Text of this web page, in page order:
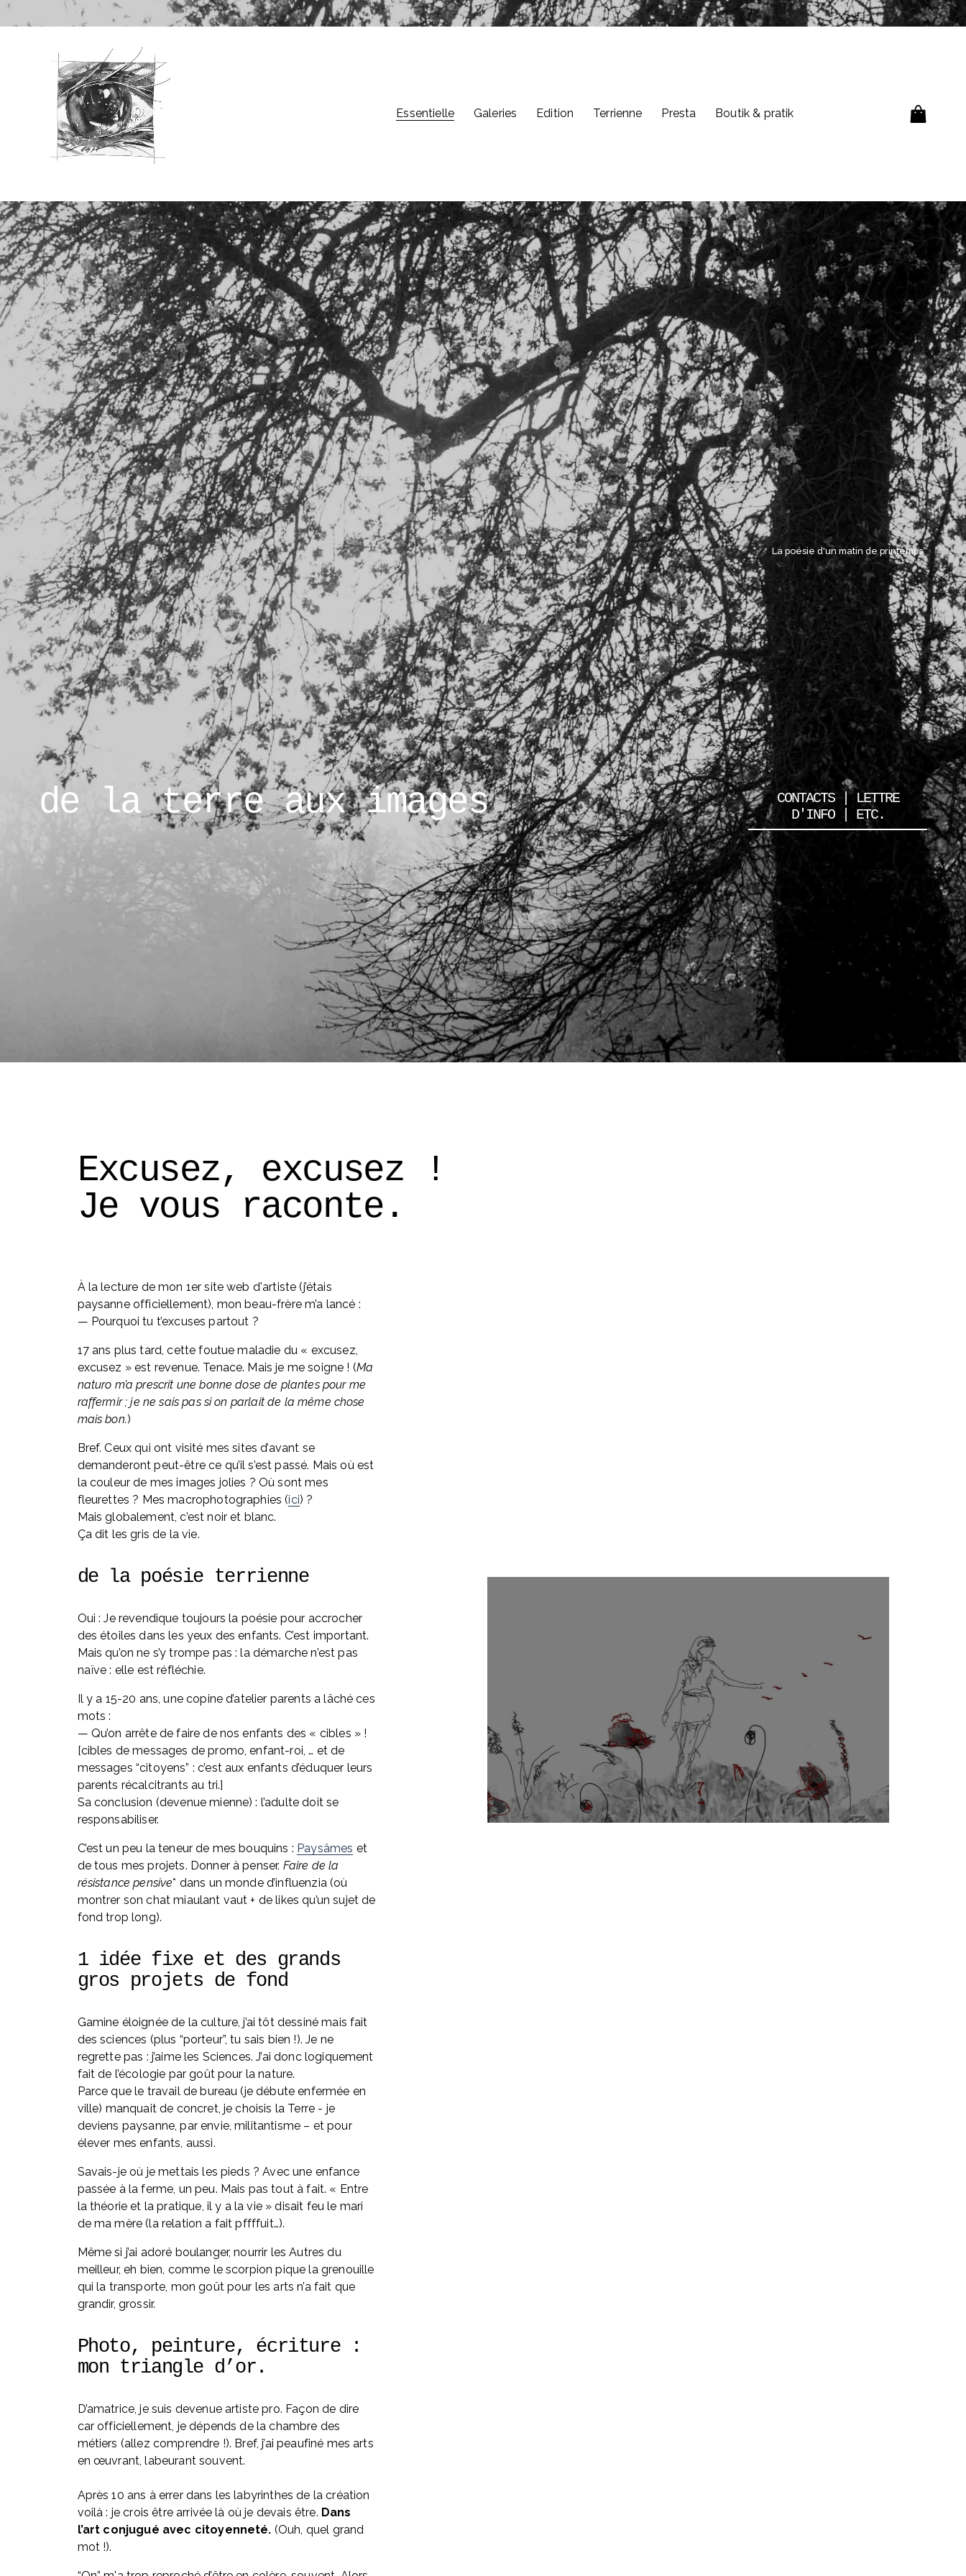
Essentielle Galeries Edition Terrienne Presta Boutik & pratik
de la terre aux images
La poésie d'un matin de printemps.
CONTACTS | LETTRE
D'INFO | ETC.
Excusez, excusez !
Je vous raconte.
À la lecture de mon 1er site web d'artiste (j’étais
paysanne officiellement), mon beau-frère m’a lancé :
— Pourquoi tu t’excuses partout ?
17 ans plus tard, cette foutue maladie du « excusez,
excusez » est revenue. Tenace. Mais je me soigne ! (Ma
naturo m’a prescrit une bonne dose de plantes pour me
raffermir ; je ne sais pas si on parlait de la même chose
mais bon.)
Bref. Ceux qui ont visité mes sites d’avant se
demanderont peut-être ce qu’il s’est passé. Mais où est
la couleur de mes images jolies ? Où sont mes
fleurettes ? Mes macrophotographies (ici) ?
Mais globalement, c’est noir et blanc.
Ça dit les gris de la vie.
de la poésie terrienne
Oui : Je revendique toujours la poésie pour accrocher
des étoiles dans les yeux des enfants. C’est important.
Mais qu’on ne s’y trompe pas : la démarche n’est pas
naïve : elle est réfléchie.
Il y a 15-20 ans, une copine d’atelier parents a lâché ces
mots :
— Qu’on arrête de faire de nos enfants des « cibles » !
[cibles de messages de promo, enfant-roi, … et de
messages “citoyens” : c’est aux enfants d’éduquer leurs
parents récalcitrants au tri.]
Sa conclusion (devenue mienne) : l’adulte doit se
responsabiliser.
C’est un peu la teneur de mes bouquins : Paysâmes et
de tous mes projets. Donner à penser. Faire de la
résistance pensive* dans un monde d’influenzia (où
montrer son chat miaulant vaut + de likes qu’un sujet de
fond trop long).
1 idée fixe et des grands
gros projets de fond
Gamine éloignée de la culture, j’ai tôt dessiné mais fait
des sciences (plus “porteur”, tu sais bien !). Je ne
regrette pas : j’aime les Sciences. J’ai donc logiquement
fait de l’écologie par goût pour la nature.
Parce que le travail de bureau (je débute enfermée en
ville) manquait de concret, je choisis la Terre - je
deviens paysanne, par envie, militantisme – et pour
élever mes enfants, aussi.
Savais-je où je mettais les pieds ? Avec une enfance
passée à la ferme, un peu. Mais pas tout à fait. « Entre
la théorie et la pratique, il y a la vie » disait feu le mari
de ma mère (la relation a fait pffffuit…).
Même si j’ai adoré boulanger, nourrir les Autres du
meilleur, eh bien, comme le scorpion pique la grenouille
qui la transporte, mon goût pour les arts n’a fait que
grandir, grossir.
Photo, peinture, écriture :
mon triangle d’or.
D’amatrice, je suis devenue artiste pro. Façon de dire
car officiellement, je dépends de la chambre des
métiers (allez comprendre !). Bref, j’ai peaufiné mes arts
en œuvrant, labeurant souvent.
Après 10 ans à errer dans les labyrinthes de la création
voilà : je crois être arrivée là où je devais être. Dans
l’art conjugué avec citoyenneté. (Ouh, quel grand
mot !).